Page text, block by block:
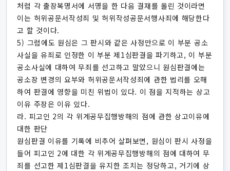
처럼 각 출장복명서에 서명을 한 다음 결재를 올린 것이라면
이는 허위공문서작성죄 및 허위작성공문서행사죄에 해당한다
고 할 것이다.
5) 그럼에도 원심은 그 판시와 같은 사정만으로 이 부분 공소
사실을 유죄로 인정한 이 부분 제1심판결을 파기하고, 이 부분
공소사실에 대하여 무죄를 선고하고 말았으니 원심판결에는
공소장 변경의 요부와 허위공문서작성죄에 관한 법리를 오해
하여 판결에 영향을 미친 위법이 있다. 이 점을 지적하는 상고
이유 주장은 이유 있다.
라. 피고인 2의 각 위계공무집행방해의 점에 관한 상고이유에
대한 판단
원심판결 이유를 기록에 비추어 살펴보면, 원심이 판시 사정을
들어 피고인 2에 대한 각 위계공무집행방해의 점에 대하여 무
죄를 선고한 제1심판결을 유지한 조치는 정당하고, 거기에 상